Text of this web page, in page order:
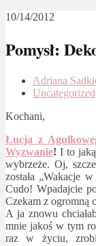
10/14/2012
Pomysł:
Adriana
Uncategorized
Kochani,
Łucja z
Wyzwanie! I to
wybrzeże. Oj,
została „Wakacje
Cudo! Wpadajcie
Czekam z ogromną
A ja znowu
mnie jakoś w tym
raz w życiu,